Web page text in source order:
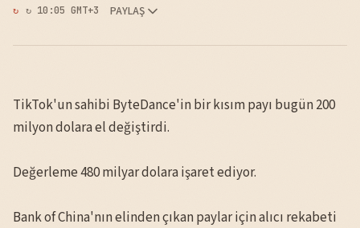
↻ 10:05 GMT+3 PAYLAŞ
TikTok'un sahibi ByteDance'in bir kısım payı bugün 200
milyon dolara el değiştirdi.
Değerleme 480 milyar dolara işaret ediyor.
Bank of China'nın elinden çıkan paylar için alıcı rekabeti